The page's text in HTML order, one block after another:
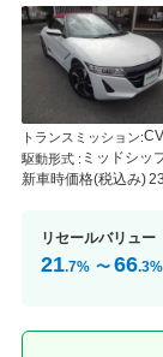
トランスミッション:
駆動形式 : ミッドシッ
新車時価格(税込み)
リセールバリュー
21.7% 〜 66.3%